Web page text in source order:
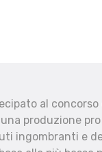
al
produzione
ingombranti e